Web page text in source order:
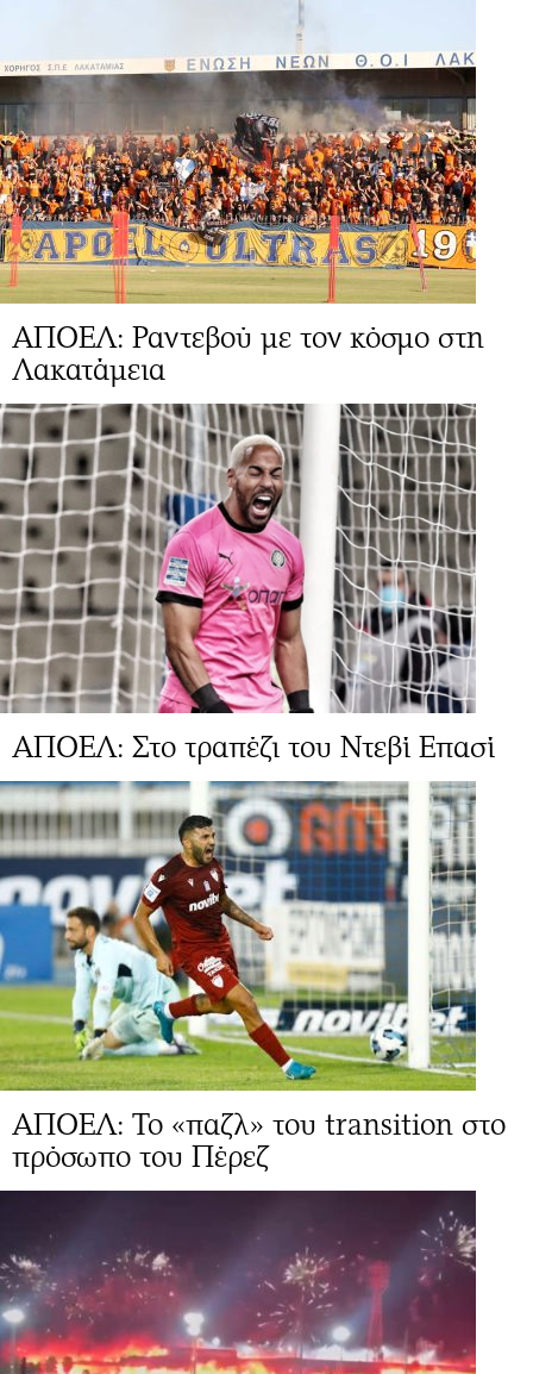
ΑΠΟΕΛ: Ραντεβού με τον κόσμο στη
Λακατάμεια
ΑΠΟΕΛ: Στο τραπέζι του Ντεβί Επασί
ΑΠΟΕΛ: To «παζλ» του transition στο
πρόσωπο του Πέρεζ